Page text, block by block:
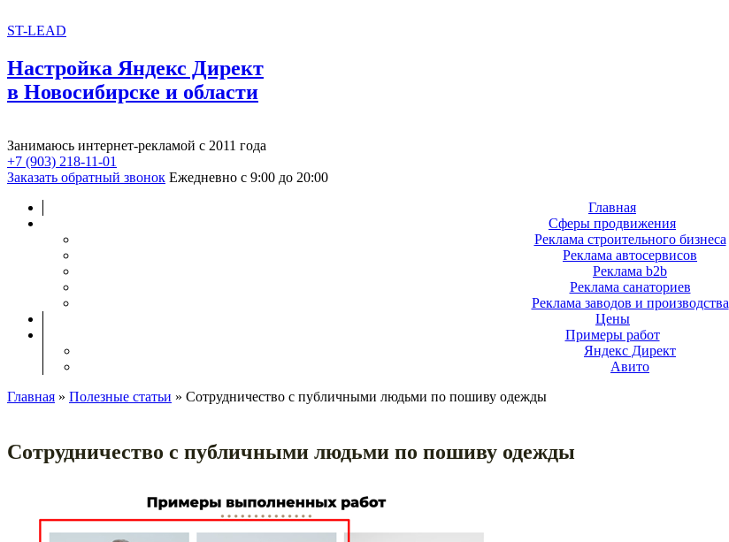
ST-LEAD
Настройка Яндекс Директ
в Новосибирске и области
Занимаюсь интернет-рекламой с 2011 года
+7 (903) 218-11-01
Заказать обратный звонок Ежедневно с 9:00 до 20:00
Главная
Сферы продвижения
Реклама строительного бизнеса
Реклама автосервисов
Реклама b2b
Реклама санаториев
Реклама заводов и производства
Цены
Примеры работ
Яндекс Директ
Авито
Главная » Полезные статьи » Сотрудничество с публичными людьми по пошиву одежды
Сотрудничество с публичными людьми по пошиву одежды